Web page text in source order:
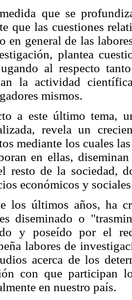
que se
que las cuestiones
en general de las
plantea
al respecto
la actividad
mismos.
a este último tema,
revela un
mediante los cuales
en ellas,
resto de la sociedad,
económicos y
los últimos años, ha
diseminado o
y poseído por el
labores de
acerca de los
con que participan
en nuestro país.